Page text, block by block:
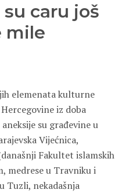
caru još
mile
elemenata kulturne
iz doba
su građevine u
Vijećnica,
Fakultet islamskih
medrese u Travniku i
Tuzli, nekadašnja